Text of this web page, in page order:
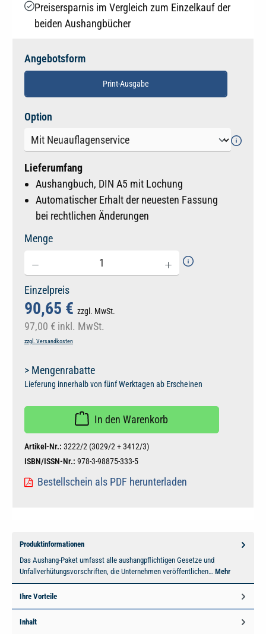
Preisersparnis im Vergleich zum Einzelkauf der
beiden Aushangbücher
Angebotsform
Print-Ausgabe
Option
Lieferumfang
Aushangbuch, DIN A5 mit Lochung
Automatischer Erhalt der neuesten Fassung
bei rechtlichen Änderungen
Menge
Einzelpreis
90,65 € zzgl. MwSt.
97,00 € inkl. MwSt.
zzgl. Versandkosten
> Mengenrabatte
Lieferung innerhalb von fünf Werktagen ab Erscheinen
In den Warenkorb
Artikel-Nr.: 3222/2 (3029/2 + 3412/3)
ISBN/ISSN-Nr.: 978-3-98875-333-5
Bestellschein als PDF herunterladen
Produktinformationen
Das Aushang-Paket umfasst alle aushangpflichtigen Gesetze und
Unfallverhütungsvorschriften, die Unternehmen veröffentlichen… Mehr
Ihre Vorteile
Inhalt